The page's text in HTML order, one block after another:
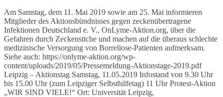
Am Samstag, dem 11. Mai 2019 sowie am 25. Mai informieren
Mitglieder des Aktionsbündnisses gegen zeckenübertragene
Infektionen Deutschland e. V., OnLyme-Aktion.org, über die
Gefahren durch Zeckenstiche und machen auf die überaus schlechte
medizinische Versorgung von Borreliose-Patienten aufmerksam.
Siehe auch: https://onlyme-aktion.org/wp-
content/uploads/2019/05/Pressemeldung-Aktionstage-2019.pdf
Leipzig – Aktionstag Samstag, 11.05.2019 Infostand von 9.30 Uhr
bis 15.00 Uhr (zum Leipziger Selbsthilfetag) 11 Uhr Protest-Aktion
„WIR SIND VIELE!“ Ort: Universität Leipzig,